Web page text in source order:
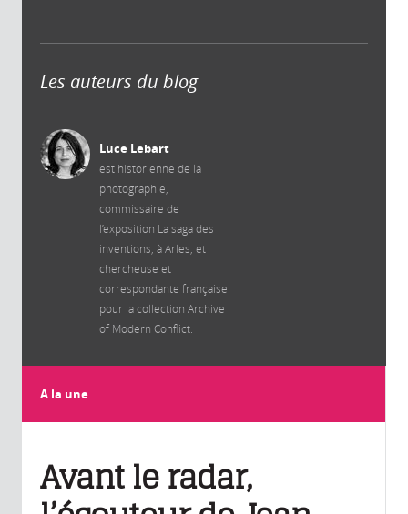
Les auteurs du blog
Luce Lebart
est historienne de la
photographie,
commissaire de
l’exposition La saga des
inventions, à Arles, et
chercheuse et
correspondante française
pour la collection Archive
of Modern Conflict.
A la une
Avant le radar,